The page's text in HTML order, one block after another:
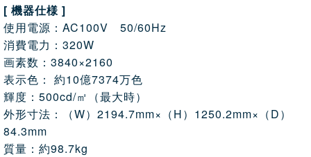
[ 機器仕様 ]
使用電源：AC100V 50/60Hz
消費電力：320W
画素数：3840×2160
表示色： 約10億7374万色
輝度：500cd/㎡（最大時）
外形寸法：（W）2194.7mm×（H）1250.2mm×（D）
84.3mm
質量：約98.7kg